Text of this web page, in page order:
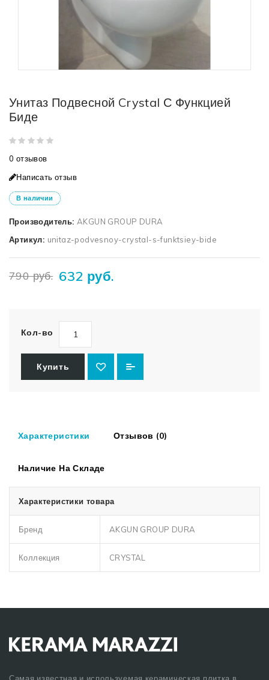
Унитаз Подвесной Crystal С Функцией
Биде
0 отзывов
Написать отзыв
В наличии
Производитель: AKGUN GROUP DURA
Артикул: unitaz-podvesnoy-crystal-s-funktsiey-bide
790 руб. 632 руб.
Кол-во
Купить
Характеристики Отзывов (0)
Наличие На Складе
Характеристики товара
Бренд AKGUN GROUP DURA
Коллекция CRYSTAL